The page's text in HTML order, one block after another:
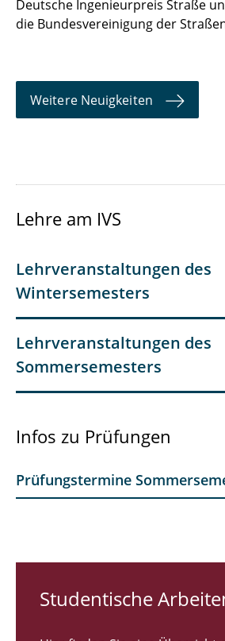
Deutsche Ingenieurpreis Straße
die Bundesvereinigung der
Weitere Neuigkeiten
Lehre am IVS
Lehrveranstaltungen des
Wintersemesters
Lehrveranstaltungen des
Sommersemesters
Infos zu Prüfungen
Prüfungstermine
Studentische